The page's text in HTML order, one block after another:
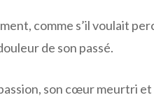
comme s’il voulait
de son passé.
son cœur meurtri